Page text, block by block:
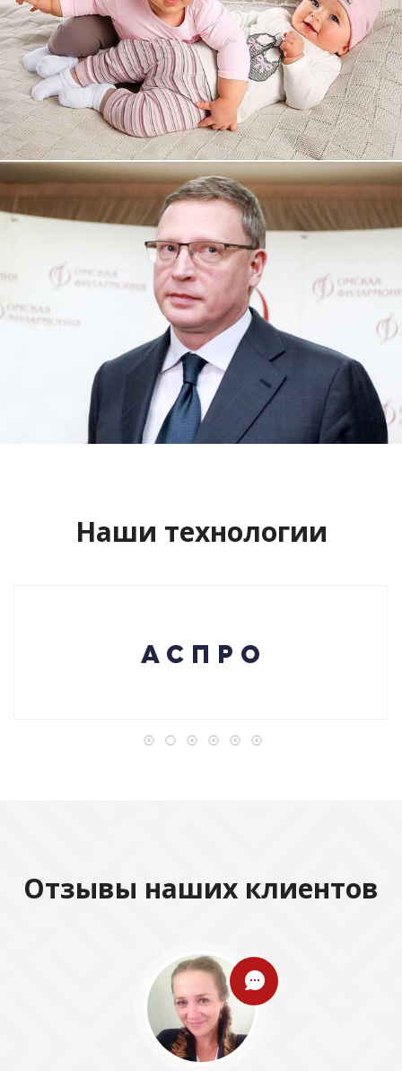
Увеличили выручку интернет-
магазину topdatop.ru на 25%!
Смотреть проект
Сайт кандидата в губернаторы
Буркова Александра Леонидовича
Смотреть проект
Наши технологии
Отзывы наших клиентов